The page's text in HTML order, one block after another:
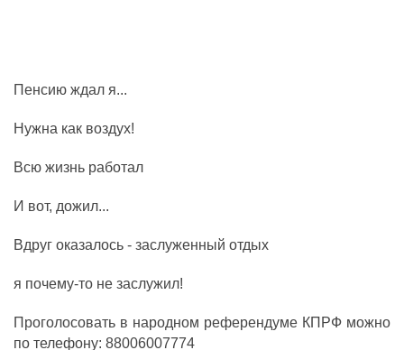
Пенсию ждал я...
Нужна как воздух!
Всю жизнь работал
И вот, дожил...
Вдруг оказалось - заслуженный отдых
я почему-то не заслужил!
Проголосовать в народном референдуме КПРФ можно
по телефону: 88006007774